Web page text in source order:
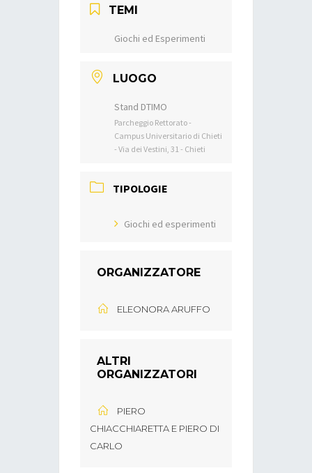
TEMI
Giochi ed Esperimenti
LUOGO
Stand DTIMO
Parcheggio Rettorato -
Campus Universitario di Chieti
- Via dei Vestini, 31 - Chieti
TIPOLOGIE
Giochi ed esperimenti
ORGANIZZATORE
ELEONORA ARUFFO
ALTRI
ORGANIZZATORI
PIERO
CHIACCHIARETTA E PIERO DI
CARLO